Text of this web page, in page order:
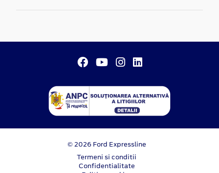
© 2026 Ford Expressline
Termeni si conditii
Confidentialitate